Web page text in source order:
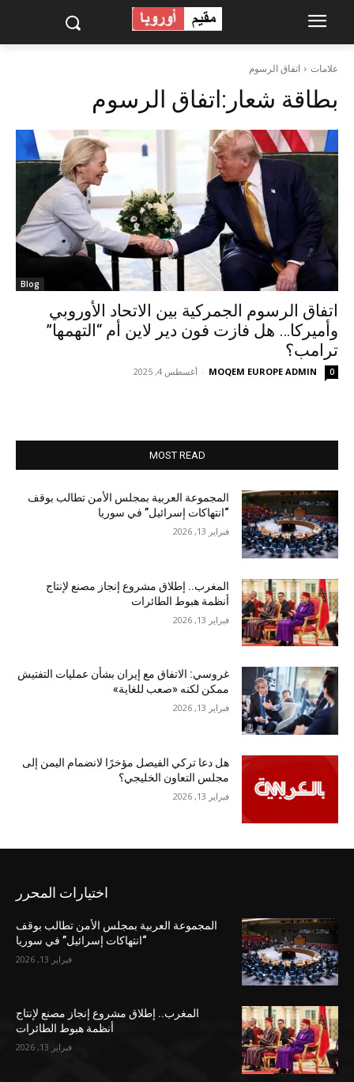
علامات اتفاق الرسوم
بطاقة شعار:اتفاق الرسوم
Blog
اتفاق الرسوم الجمركية بين الاتحاد الأوروبي
وأميركا… هل فازت فون دير لاين أم “التهمها”
ترامب؟
MOQEM EUROPE ADMIN
- أغسطس 4, 2025 0
MOST READ
المجموعة العربية بمجلس الأمن تطالب بوقف
“انتهاكات إسرائيل” في سوريا
فبراير 13, 2026
المغرب.. إطلاق مشروع إنجاز مصنع لإنتاج
أنظمة هبوط الطائرات
فبراير 13, 2026
غروسي: الاتفاق مع إيران بشأن عمليات التفتيش
ممكن لكنه «صعب للغاية»
فبراير 13, 2026
هل دعا تركي الفيصل مؤخرًا لانضمام اليمن إلى
مجلس التعاون الخليجي؟
فبراير 13, 2026
اختيارات المحرر
المجموعة العربية بمجلس الأمن تطالب بوقف
“انتهاكات إسرائيل” في سوريا
فبراير 13, 2026
المغرب.. إطلاق مشروع إنجاز مصنع لإنتاج
أنظمة هبوط الطائرات
فبراير 13, 2026